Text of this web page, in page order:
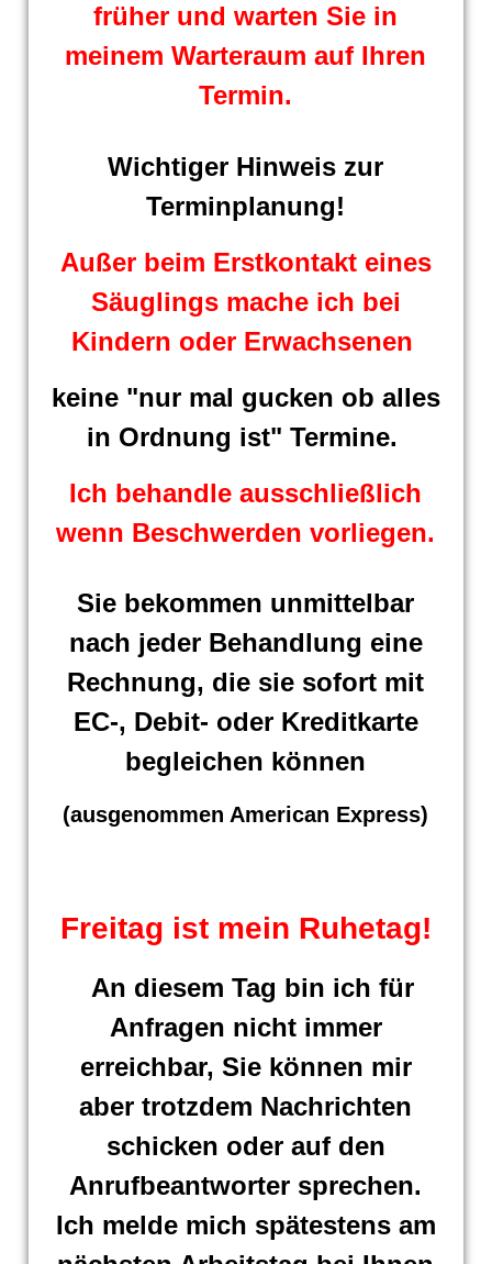
früher und warten Sie in
meinem Warteraum auf Ihren
Termin.
Wichtiger Hinweis zur
Terminplanung!
Außer beim Erstkontakt eines
Säuglings mache ich bei
Kindern oder Erwachsenen
keine "nur mal gucken ob alles
in Ordnung ist" Termine.
Ich behandle ausschließlich
wenn Beschwerden vorliegen.
Sie bekommen unmittelbar
nach jeder Behandlung eine
Rechnung, die sie sofort mit
EC-, Debit- oder Kreditkarte
begleichen können
(ausgenommen American Express)
Freitag ist mein Ruhetag!
An diesem Tag bin ich für
Anfragen nicht immer
erreichbar, Sie können mir
aber trotzdem Nachrichten
schicken oder auf den
Anrufbeantworter sprechen.
Ich melde mich spätestens am